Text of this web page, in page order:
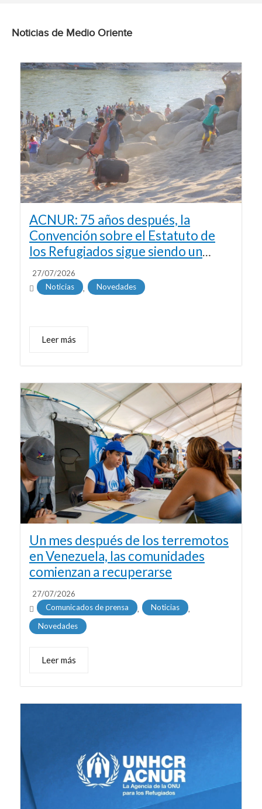
Noticias de Medio Oriente
ACNUR: 75 años después, la
Convención sobre el Estatuto de
los Refugiados sigue siendo un
salvavidas para millones de
personas
27/07/2026
Noticias
, Novedades
Leer más
Un mes después de los terremotos
en Venezuela, las comunidades
comienzan a recuperarse
27/07/2026
Comunicados de prensa
, Noticias
,
Novedades
Leer más